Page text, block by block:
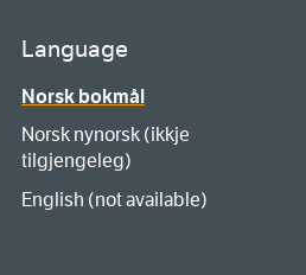
Language
Norsk bokmål
Norsk nynorsk (ikkje
tilgjengeleg)
English (not available)